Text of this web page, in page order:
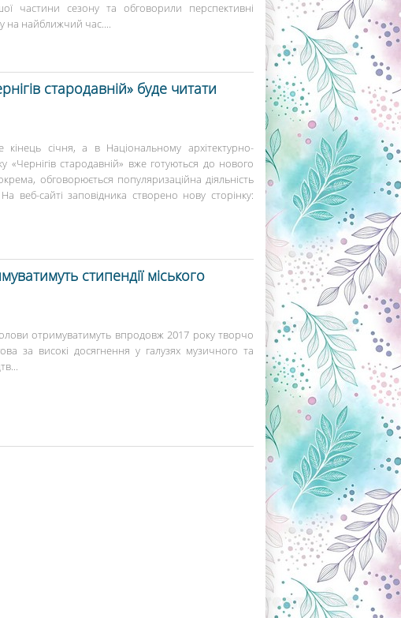
частини сезону та обговорили перспективні
на найближчий час....
стародавній» буде читати
січня, а в Національному архітектурно-
«Чернігів стародавній» вже готуються до нового
обговорюється популяризаційна діяльність
веб-сайті заповідника створено нову сторінку:
стипендії міського
отримуватимуть впродовж 2017 року творчо
за високі досягнення у галузях музичного та